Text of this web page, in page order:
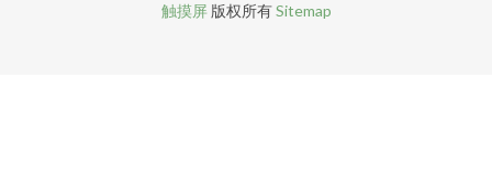
触摸屏版权所有Sitemap